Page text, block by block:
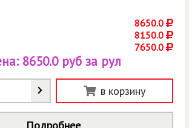
8650.0
8150.0
7650.0
8650.0 руб за рул
в корзину